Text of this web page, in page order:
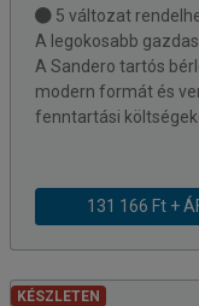
5 változat
A legokosabb
A Sandero tartós
modern formát és
fenntartási
131 166 Ft +
KÉSZLETEN